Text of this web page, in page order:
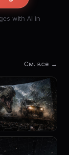
with AI in
См. все →